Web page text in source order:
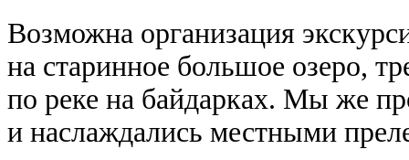
Возможна организация
на старинное большое озеро,
по реке на байдарках. Мы же
и наслаждались местными